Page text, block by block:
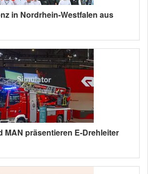
in Nordrhein-Westfalen aus
MAN präsentieren E-Drehleiter